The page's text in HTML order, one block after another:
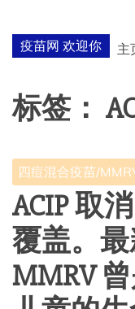
疫苗网 欢迎你 主
标签：
四痘混合疫苗/
ACIP 取
覆盖。最
MMRV